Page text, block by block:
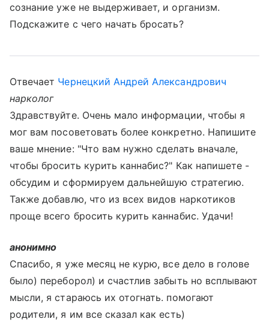
сознание уже не выдерживает, и организм.
Подскажите с чего начать бросать?
Отвечает Чернецкий Андрей Александрович
нарколог
Здравствуйте. Очень мало информации, чтобы я
мог вам посоветовать более конкретно. Напишите
ваше мнение: "Что вам нужно сделать вначале,
чтобы бросить курить каннабис?" Как напишете -
обсудим и сформируем дальнейшую стратегию.
Также добавлю, что из всех видов наркотиков
проще всего бросить курить каннабис. Удачи!
анонимно
Спасибо, я уже месяц не курю, все дело в голове
было) переборол) и счастлив забыть но всплывают
мысли, я стараюсь их отогнать. помогают
родители, я им все сказал как есть)